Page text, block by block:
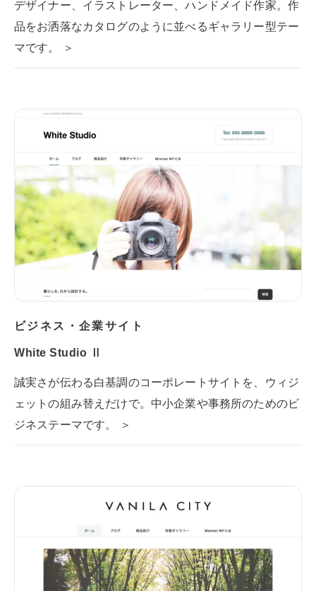
デザイナー、イラストレーター、ハンドメイド作家。作
品をお洒落なカタログのように並べるギャラリー型テー
マです。 ＞
ビジネス・企業サイト
White Studio Ⅱ
誠実さが伝わる白基調のコーポレートサイトを、ウィジ
ェットの組み替えだけで。中小企業や事務所のためのビ
ジネステーマです。 ＞